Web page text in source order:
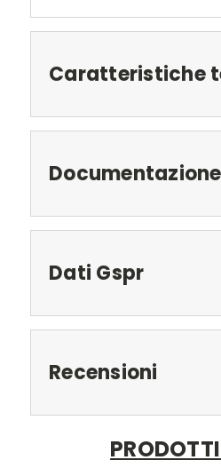
Caratteristiche
Documentazione
Dati Gspr
Recensioni